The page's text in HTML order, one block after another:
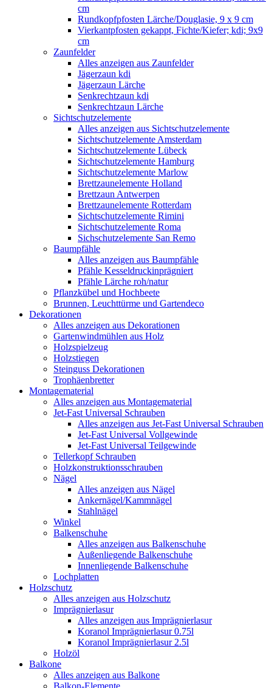
cm
Rundkopfpfosten Lärche/Douglasie, 9 x 9 cm
Vierkantpfosten gekappt, Fichte/Kiefer; kdi; 9x9
cm
Zaunfelder
Alles anzeigen aus Zaunfelder
Jägerzaun kdi
Jägerzaun Lärche
Senkrechtzaun kdi
Senkrechtzaun Lärche
Sichtschutzelemente
Alles anzeigen aus Sichtschutzelemente
Sichtschutzelemente Amsterdam
Sichtschutzelemente Lübeck
Sichtschutzelemente Hamburg
Sichtschutzelemente Marlow
Brettzaunelemente Holland
Brettzaun Antwerpen
Brettzaunelemente Rotterdam
Sichtschutzelemente Rimini
Sichtschutzelemente Roma
Sichschutzelemente San Remo
Baumpfähle
Alles anzeigen aus Baumpfähle
Pfähle Kesseldruckinprägniert
Pfähle Lärche roh/natur
Pflanzkübel und Hochbeete
Brunnen, Leuchttürme und Gartendeco
Dekorationen
Alles anzeigen aus Dekorationen
Gartenwindmühlen aus Holz
Holzspielzeug
Holzstiegen
Steinguss Dekorationen
Trophäenbretter
Montagematerial
Alles anzeigen aus Montagematerial
Jet-Fast Universal Schrauben
Alles anzeigen aus Jet-Fast Universal Schrauben
Jet-Fast Universal Vollgewinde
Jet-Fast Universal Teilgewinde
Tellerkopf Schrauben
Holzkonstruktionsschrauben
Nägel
Alles anzeigen aus Nägel
Ankernägel/Kammnägel
Stahlnägel
Winkel
Balkenschuhe
Alles anzeigen aus Balkenschuhe
Außenliegende Balkenschuhe
Innenliegende Balkenschuhe
Lochplatten
Holzschutz
Alles anzeigen aus Holzschutz
Imprägnierlasur
Alles anzeigen aus Imprägnierlasur
Koranol Imprägnierlasur 0.75l
Koranol Imprägnierlasur 2.5l
Holzöl
Balkone
Alles anzeigen aus Balkone
Balkon-Elemente